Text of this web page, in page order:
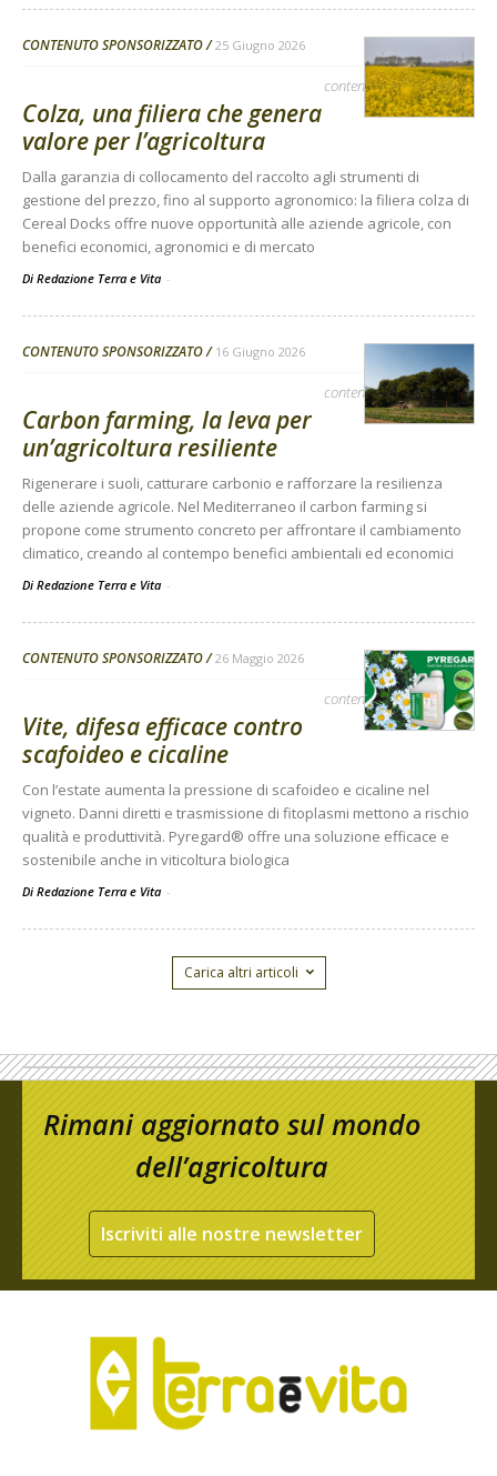
CONTENUTO SPONSORIZZATO 25 Giugno 2026
contenuto sponsorizzato
Colza, una filiera che genera
valore per l’agricoltura
Dalla garanzia di collocamento del raccolto agli strumenti di
gestione del prezzo, fino al supporto agronomico: la filiera colza di
Cereal Docks offre nuove opportunità alle aziende agricole, con
benefici economici, agronomici e di mercato
Di Redazione Terra e Vita -
CONTENUTO SPONSORIZZATO 16 Giugno 2026
contenuto sponsorizzato
Carbon farming, la leva per
un’agricoltura resiliente
Rigenerare i suoli, catturare carbonio e rafforzare la resilienza
delle aziende agricole. Nel Mediterraneo il carbon farming si
propone come strumento concreto per affrontare il cambiamento
climatico, creando al contempo benefici ambientali ed economici
Di Redazione Terra e Vita -
CONTENUTO SPONSORIZZATO 26 Maggio 2026
contenuto sponsorizzato
Vite, difesa efficace contro
scafoideo e cicaline
Con l’estate aumenta la pressione di scafoideo e cicaline nel
vigneto. Danni diretti e trasmissione di fitoplasmi mettono a rischio
qualità e produttività. Pyregard® offre una soluzione efficace e
sostenibile anche in viticoltura biologica
Di Redazione Terra e Vita -
Carica altri articoli
Rimani aggiornato sul mondo
dell’agricoltura
Iscriviti alle nostre newsletter